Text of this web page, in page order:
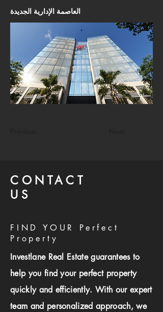
العاصمة الإدارية الجديدة
CONTACT
US
FIND YOUR Perfect
Property
Investlane Real Estate guarantees to
help you find your perfect property
quickly and efficiently. With our expert
team and personalized approach, we